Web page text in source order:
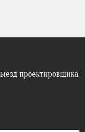
проектировщика